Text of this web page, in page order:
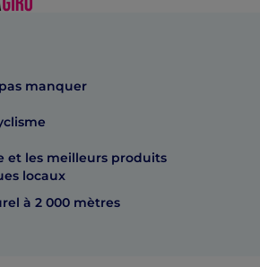
manquer
et les meilleurs produits
locaux
à 2 000 mètres